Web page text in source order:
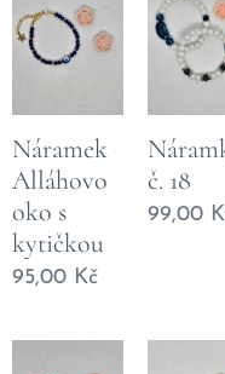
Náramek
Alláhovo
oko s
kytičkou
95,00 Kč
č. 18
99,00